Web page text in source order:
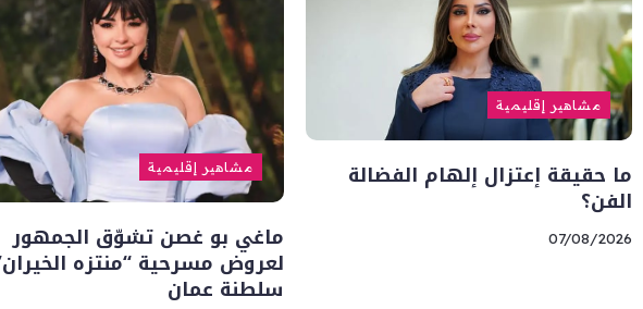
مشاهير إقليمية
ما حقيقة إعتزال إلهام الفضالة
الفن؟
07/08/2026
مشاهير إقليمية
ماغي بو غصن تشوّق الجمهور
لعروض مسرحية “منتزه
سلطنة عمان